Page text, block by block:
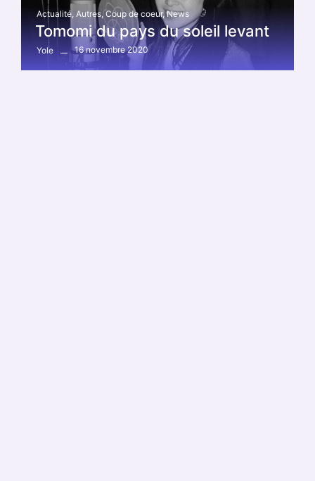
Actualité, Autres, Coup de coeur, News
Tomomi du pays du soleil levant
Yole 16 novembre 2020